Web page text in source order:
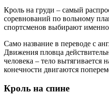
Кроль на груди – самый
соревнований по вольному
спортсменов выбирают именно
Само название в переводе с
Движения пловца
человека – тело вытягивается
конечности двигаются
Кроль на спине